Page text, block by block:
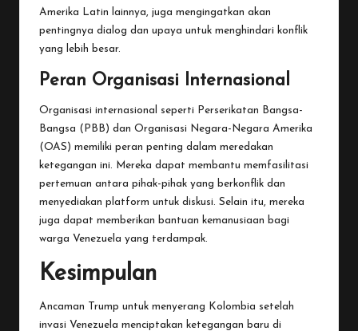
Amerika Latin lainnya, juga mengingatkan akan
pentingnya dialog dan upaya untuk menghindari konflik
yang lebih besar.
Peran Organisasi Internasional
Organisasi internasional seperti Perserikatan Bangsa-
Bangsa (PBB) dan Organisasi Negara-Negara Amerika
(OAS) memiliki peran penting dalam meredakan
ketegangan ini. Mereka dapat membantu memfasilitasi
pertemuan antara pihak-pihak yang berkonflik dan
menyediakan platform untuk diskusi. Selain itu, mereka
juga dapat memberikan bantuan kemanusiaan bagi
warga Venezuela yang terdampak.
Kesimpulan
Ancaman Trump untuk menyerang Kolombia setelah
invasi Venezuela menciptakan ketegangan baru di